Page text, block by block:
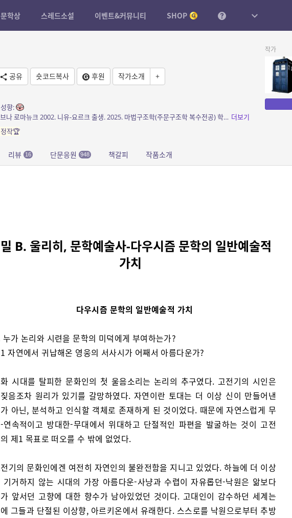
문학상 스레드소설 이벤트&커뮤니티 SHOP
공유 숏코드복사 후원 작가소개 +
향:
소개: 저자/역자소개 류드밀라 류나스켸브나 로마뉴크 2002. 니유-요르크 출생. 2025. 마법구조학(주문구조학 복수전공) 학사 저서 : 『현대 마녀학 입문Modern Witcholo... 더보기
작🏆
작가
리뷰 16 단문응원 948 책갈피 작품소개
B. 울리히, 문학예술사-다우시즘 문학의 일반예술적
가치
다우시즘 문학의 일반예술적 가치
누가 논리와 시련을 문학의 미덕에게 부여하는가?
자연에서 귀납해온 영웅의 서사시가 어째서 아름다운가?
시대를 탈피한 문화인의 첫 울음소리는 논리의 추구였다. 고전기의 시인은
음조차 원리가 있기를 갈망하였다. 자연이란 토대는 더 이상 신이 만들어낸
아닌, 분석하고 인식할 객체로 존재하게 된 것이었다. 때문에 자연스럽게 무
연속적이고 방대한-무대에서 위대하고 단절적인 파편을 발굴하는 것이 고전
제1 목표로 떠오를 수 밖에 없었다.
기의 문화인에겐 여전히 자연인의 불완전함을 지니고 있었다. 하늘에 더 이상
기거하지 않는 시대의 가장 아름다운-사냥과 수렵이 자유롭던-낙원은 앎보다
앞서던 고향에 대한 향수가 남아있었던 것이다. 고대인이 감수하던 세계는
그들과 단절된 이상향, 아르키온에서 유래한다. 스스로를 낙원으로부터 추방